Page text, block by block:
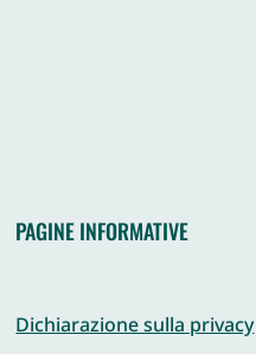
PAGINE INFORMATIVE
Dichiarazione sulla privacy